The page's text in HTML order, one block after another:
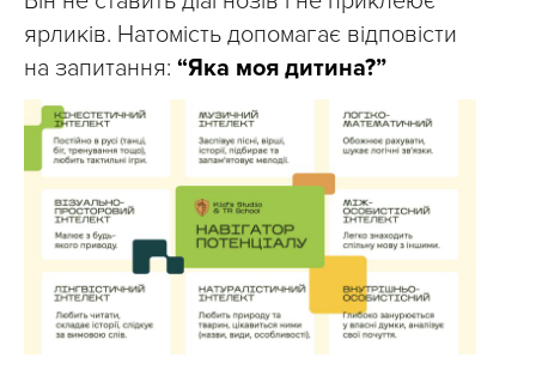
ярликів. Натомість допомагає відповісти
на запитання: “Яка моя дитина?”